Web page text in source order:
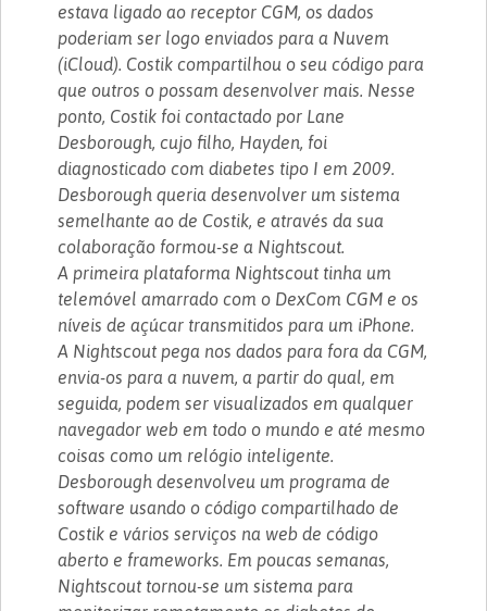
estava ligado ao receptor CGM, os dados
poderiam ser logo enviados para a Nuvem
(iCloud). Costik compartilhou o seu código para
que outros o possam desenvolver mais. Nesse
ponto, Costik foi contactado por Lane
Desborough, cujo filho, Hayden, foi
diagnosticado com diabetes tipo I em 2009.
Desborough queria desenvolver um sistema
semelhante ao de Costik, e através da sua
colaboração formou-se a Nightscout.
A primeira plataforma Nightscout tinha um
telemóvel amarrado com o DexCom CGM e os
níveis de açúcar transmitidos para um iPhone.
A Nightscout pega nos dados para fora da CGM,
envia-os para a nuvem, a partir do qual, em
seguida, podem ser visualizados em qualquer
navegador web em todo o mundo e até mesmo
coisas como um relógio inteligente.
Desborough desenvolveu um programa de
software usando o código compartilhado de
Costik e vários serviços na web de código
aberto e frameworks. Em poucas semanas,
Nightscout tornou-se um sistema para